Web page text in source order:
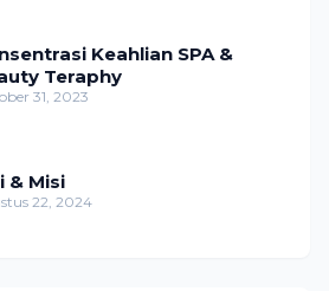
Keahlian SPA &
Teraphy
31, 2023
& Misi
22, 2024